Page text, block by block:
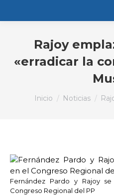
Rajoy
«erradicar la
Estás aquí:
Inicio Noticias
Fernández Pardo y Rajoy
Congreso Regional del PP